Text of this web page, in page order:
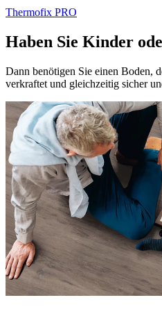
Thermofix PRO
Haben Sie Kinder
Dann benötigen Sie einen Boden,
verkraftet und gleichzeitig sicher